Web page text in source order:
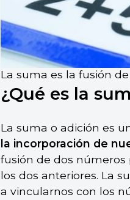
La suma es la fusión
¿Qué es la
La suma o adición es
la incorporación de
fusión de dos
los dos anteriores. La
a vincularnos con los